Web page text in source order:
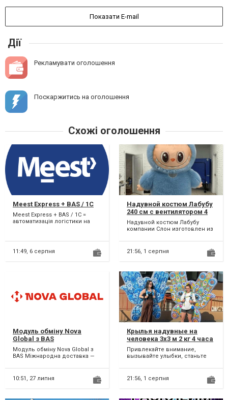
Показати E-mail
Дії
Рекламувати оголошення
Поскаржитись на оголошення
Схожі оголошення
Meest Express + BAS / 1C
Meest Express + BAS / 1C =
автоматизація логістики на
11:49, 6 серпня
Надувной костюм Лабубу
240 см с вентилятором 4
часа работы на одном
заряде
Надувной костюм Лабубу
компании Слон изготовлен из
искусственного меха....
21:56, 1 серпня
Модуль обміну Nova
Global з BAS
Модуль обміну Nova Global з
BAS Міжнародна доставка —
бізнес відправ...
10:51, 27 липня
Крылья надувные на
человека 3х3 м 2 кг 4 часа
работы на одном заряде
Привлекайте внимание,
вызывайте улыбки, станьте
Надувными крыльями
компании Слон...
21:56, 1 серпня